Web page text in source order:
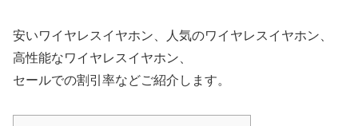
安いワイヤレスイヤホン、人気のワイヤレスイヤホン、
高性能なワイヤレスイヤホン、
セールでの割引率などご紹介します。